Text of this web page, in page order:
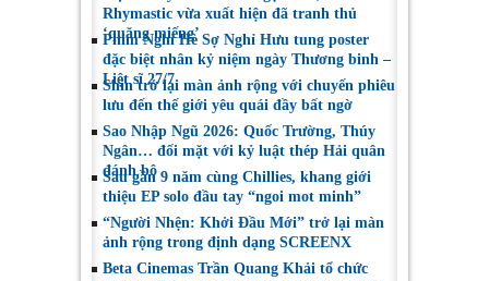
Rhymastic vừa xuất hiện đã tranh thủ
‘quăng miếng’
Phim Nghỉ Hè Sợ Nghỉ Hưu tung poster
đặc biệt nhân kỷ niệm ngày Thương binh –
Liệt sĩ 27/7
Shin trở lại màn ảnh rộng với chuyến phiêu
lưu đến thế giới yêu quái đầy bất ngờ
Sao Nhập Ngũ 2026: Quốc Trường, Thúy
Ngân… đối mặt với kỷ luật thép Hải quân
đánh bộ
Sau gần 9 năm cùng Chillies, khang giới
thiệu EP solo đầu tay “ngoi mot minh”
“Người Nhện: Khởi Đầu Mới” trở lại màn
ảnh rộng trong định dạng SCREENX
Beta Cinemas Trần Quang Khải tổ chức